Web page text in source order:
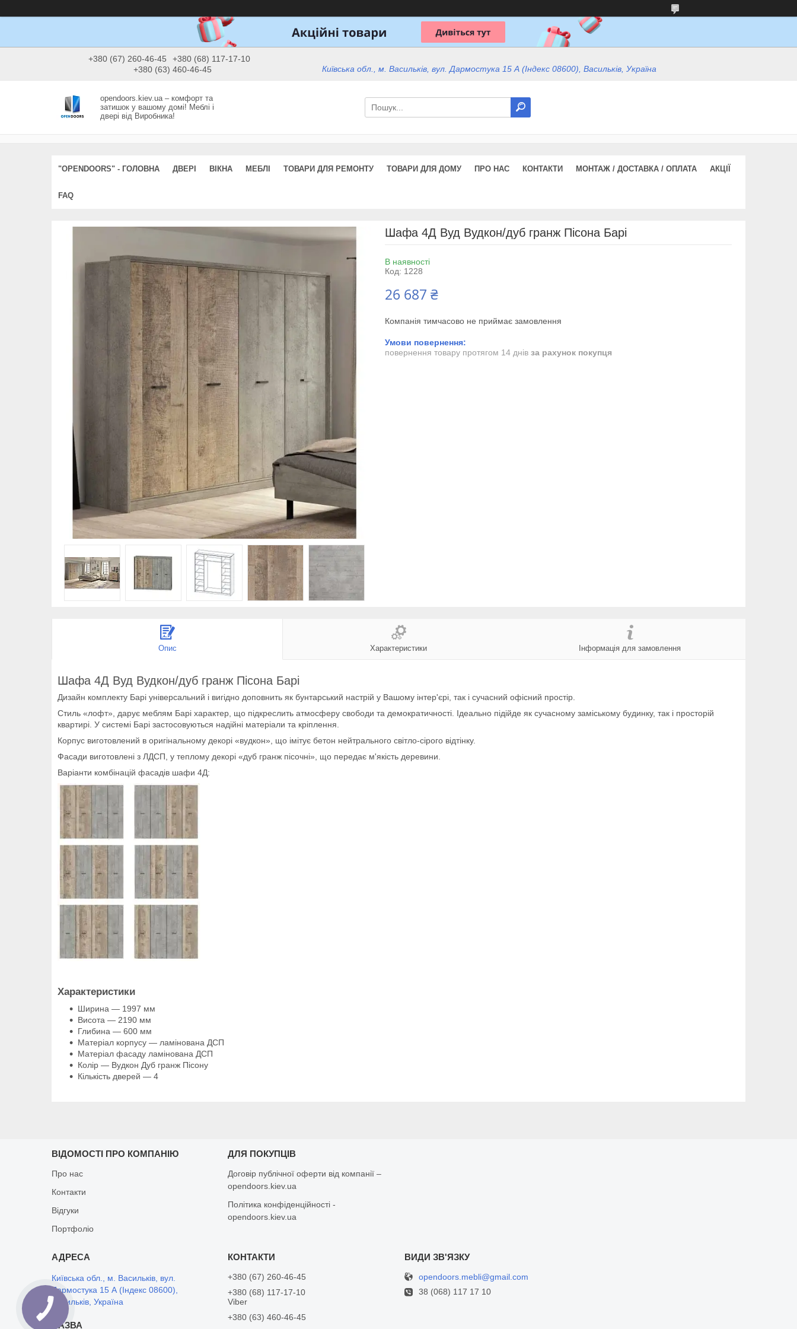
+380 (67) 260-46-45
+380 (68) 117-17-10
+380 (63) 460-46-45
Київська обл., м. Васильків, вул. Дармостука 15 А (Індекс 08600), Васильків, Україна
opendoors.kiev.ua – комфорт та
затишок у вашому домі! Меблі і
двері від Виробника!
"OPENDOORS" - ГОЛОВНА ДВЕРІ ВІКНА МЕБЛІ ТОВАРИ ДЛЯ РЕМОНТУ ТОВАРИ ДЛЯ ДОМУ ПРО НАС КОНТАКТИ МОНТАЖ / ДОСТАВКА / ОПЛАТА АКЦІЇ
FAQ
Шафа 4Д Вуд Вудкон/дуб гранж Пісона Барі
В наявності
Код: 1228
26 687 ₴
Компанія тимчасово не приймає замовлення
повернення товару протягом 14 днів за рахунок покупця
Опис Характеристики Інформація для замовлення
Шафа 4Д Вуд Вудкон/дуб гранж Пісона Барі
Дизайн комплекту Барі універсальний і вигідно доповнить як бунтарський настрій у Вашому інтер'єрі, так і сучасний офісний простір.
Стиль «лофт», дарує меблям Барі характер, що підкреслить атмосферу свободи та демократичності. Ідеально підійде як сучасному заміському будинку, так і просторій
квартирі. У системі Барі застосовуються надійні матеріали та кріплення.
Корпус виготовлений в оригінальному декорі «вудкон», що імітує бетон нейтрального світло-сірого відтінку.
Фасади виготовлені з ЛДСП, у теплому декорі «дуб гранж пісочні», що передає м'якість деревини.
Варіанти комбінацій фасадів шафи 4Д:
Характеристики
Ширина — 1997 мм
Висота — 2190 мм
Глибина — 600 мм
Матеріал корпусу — ламінована ДСП
Матеріал фасаду ламінована ДСП
Колір — Вудкон Дуб гранж Пісону
Кількість дверей — 4
ВІДОМОСТІ ПРО КОМПАНІЮ
Про нас
Контакти
Відгуки
Портфоліо
ДЛЯ ПОКУПЦІВ
Договір публічної оферти від компанії –
opendoors.kiev.ua
Політика конфіденційності -
opendoors.kiev.ua
Київська обл., м. Васильків, вул.
Дармостука 15 А (Індекс 08600),
Васильків, Україна
+380 (67) 260-46-45
+380 (68) 117-17-10
Viber
+380 (63) 460-46-45
opendoors.mebli@gmail.com
38 (068) 117 17 10